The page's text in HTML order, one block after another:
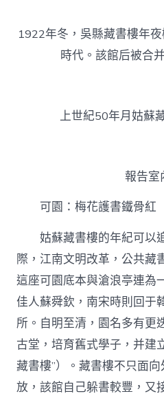
1922年冬，吳縣藏書樓年
時代。該館后被合
上世紀50年月姑蘇
報告室
可園：梅花護書鐵骨紅
姑蘇藏書樓的年紀可以
際，江南文明改革，公共藏
這座可園底本與滄浪亭連為
佳人蘇舜欽，南宋時則回于
所。自明至清，園名多有更
古堂，培育舊式學子，并建
藏書樓”）。藏書樓不只面
放，該館自己躲書較豐，又